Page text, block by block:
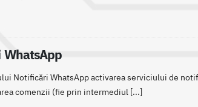
Notificări WhatsApp activarea serviciului de
comenzii (fie prin intermediul [...]